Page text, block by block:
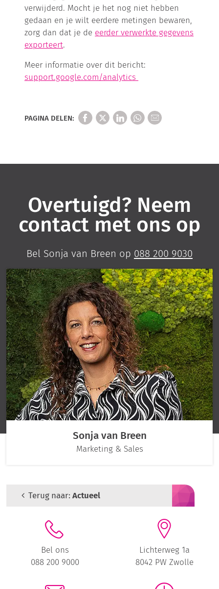
verwijderd. Mocht je het nog niet hebben
gedaan en je wilt eerdere metingen bewaren,
zorg dan dat je de eerder verwerkte gegevens
exporteert.
Meer informatie over dit bericht:
support.google.com/analytics
PAGINA DELEN:
Overtuigd? Neem
contact met ons op
Bel Sonja van Breen op 088 200 9030
Sonja van Breen
Marketing & Sales
Terug naar:Actueel
Bel ons
088 200 9000
Lichterweg 1a
8042 PW Zwolle